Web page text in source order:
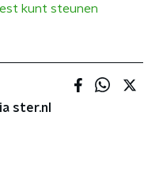
kunt steunen
ster.nl